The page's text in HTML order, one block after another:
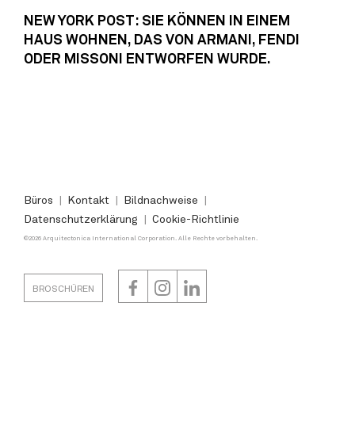
NEW YORK POST: SIE KÖNNEN IN EINEM
HAUS WOHNEN, DAS VON ARMANI, FENDI
ODER MISSONI ENTWORFEN WURDE.
Büros Kontakt
Bildnachweise
Datenschutzerklärung
Cookie-Richtlinie
©2026 Arquitectonica International Corporation. Alle Rechte vorbehalten.
BROSCHÜREN